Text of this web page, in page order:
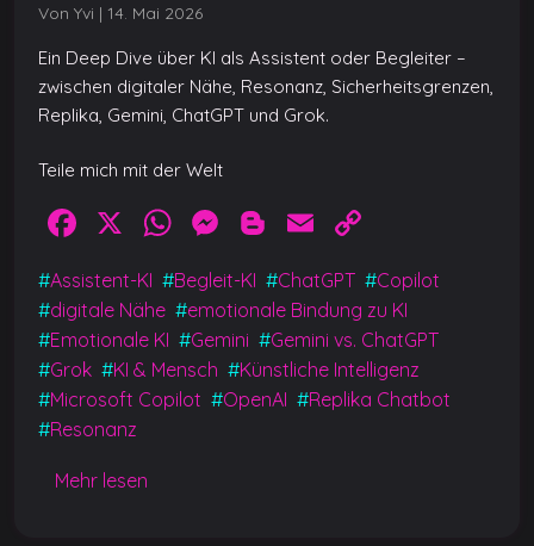
Von Yvi | 14. Mai 2026
Ein Deep Dive über KI als Assistent oder Begleiter –
zwischen digitaler Nähe, Resonanz, Sicherheitsgrenzen,
Replika, Gemini, ChatGPT und Grok.
Teile mich mit der Welt
F
a
c
e
b
o
o
k
X
W
h
at
s
A
p
M
e
ss
e
n
g
Bl
o
g
g
er
E
m
ai
l
o
p
y
Li
n
#Assistent-KI #Begleit-KI #ChatGPT #Copilot
#digitale Nähe #emotionale Bindung zu KI
#Emotionale KI #Gemini #Gemini vs. ChatGPT
#Grok #KI & Mensch #Künstliche Intelligenz
#Microsoft Copilot #OpenAI #Replika Chatbot
#Resonanz
Mehr lesen